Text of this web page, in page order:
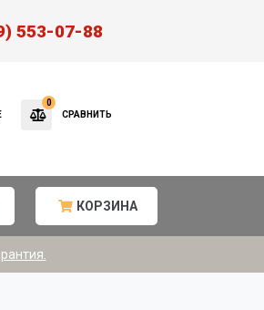
553-07-88
0
СРАВНИТЬ
КОРЗИНА